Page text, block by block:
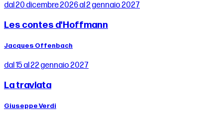
dal 20 dicembre 2026 al 2 gennaio 2027
Les contes d'Hoffmann
Jacques Offenbach
dal 15 al 22 gennaio 2027
La traviata
Giuseppe Verdi